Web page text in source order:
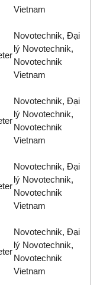
Vietnam
Novotechnik, Đại
lý Novotechnik,
Novotechnik
Vietnam
Novotechnik, Đại
lý Novotechnik,
Novotechnik
Vietnam
Novotechnik, Đại
lý Novotechnik,
Novotechnik
Vietnam
Novotechnik, Đại
lý Novotechnik,
Novotechnik
Vietnam